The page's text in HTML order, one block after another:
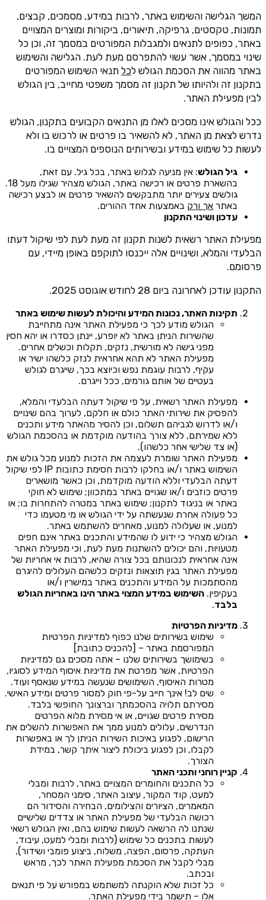
המשך הגלישה והשימוש באתר, לרבות במידע, מסמכים, קבצים,
תמונות, טקסטים, גרפיקה, תיאורים, ביקורות ומוצרים המצויים
באתר, כפופים לתנאים ולמגבלות המפורטים במסמך זה, וכן כל
שינוי במסמך, אשר עשוי להתפרסם מעת לעת. הגלישה והשימוש
באתר מהווה את הסכמת הגולש לכל תנאי השימוש המפורטים
בתקנון זה ולהיותו של תקנון זה מסמך משפטי מחייב, בין הגולש
לבין מפעילת האתר.
ככל והגולש אינו מסכים לאלו מן התנאים הקבועים בתקנון, הגולש
נדרש לצאת מן האתר, לא להשאיר בו פרטים או לרכוש בו ולא
לעשות כל שימוש במידע ובשירותים הנוספים המצויים בו.
גיל הגולש: אין מניעה לגלוש באתר, בכל גיל. עם זאת,
בהשארת פרטים או רכישה באתר, הגולש מצהיר שגילו מעל 18.
גולשים צעירים יותר מתבקשים להשאיר פרטים או לבצע רכישה
באתר אך ורק באמצעות אחד ההורים.
עדכון ושינוי התקנון
מפעילת האתר רשאית לשנות תקנון זה מעת לעת לפי שיקול דעתו
הבלעדי והמלא, ושינויים אלה ייכנסו לתוקפם באופן מיידי, עם
פרסומם.
התקנון עודכן לאחרונה ביום 28 לחודש אוגוסט 2025.
תקינות האתר, נכונות המידע והיכולת לעשות שימוש באתר
הגולש מודע לכך כי מפעילת האתר אינה מתחייבת
שהשירות הניתן באתר לא יופרע, יינתן כסדרו או יהא חסין
מפני גישה לא מורשית, נזקים, תקלות וכשלים אחרים.
מפעילת האתר לא תהא אחראית לנזק כלשהו ישיר או
עקיף, לרבות עוגמת נפש וכיוצא בכך, שייגרם לגולש
בעטיים של אותם גורמים, ככל וייגרם.
מפעילת האתר רשאית, על פי שיקול דעתה הבלעדי והמלא,
להפסיק את שירותי האתר כולם או חלקם, לערוך בהם שינויים
ו/או לדרוש לגביהם תשלום, וכן להסיר מהאתר מידע ותכנים
ללא שמירתם, ללא צורך בהודעה מוקדמת או בהסכמת הגולש
(או צד שלישי אחר כלשהו).
מפעילת האתר שומרת לעצמה את הזכות למנוע מכל גולש את
השימוש באתר ו/או בחלקו לרבות חסימת כתובות IP לפי שיקול
דעתה הבלעדי וללא הודעה מוקדמת, וכן כאשר מושארים
פרטים כוזבים ו/או שגויים באתר במתכוון; שימוש לא חוקי
באתר או בניגוד לתקנון; שימוש באתר במטרה להתחרות בו; או
כל פעולה אחרת שנעשתה על ידי הגולש או מי מטעמו כדי
למנוע, או שעלולה למנוע, מאחרים להשתמש באתר.
הגולש מצהיר כי ידוע לו שהמידע והתכנים באתר אינם חפים
מטעויות, והם יכולים להשתנות מעת לעת, וכי מפעילת האתר
אינה אחראית לנכונותם בכל צורה שהיא, לרבות אי אחריות של
מפעילת האתר בגין תוצאות ונזקים כלשהם העלולים להיגרם
מהסתמכות על המידע והתכנים באתר במישרין ו/או
בעקיפין. השימוש במידע המצוי באתר הינו באחריות הגולש
בלבד.
מדיניות הפרטיות
שימוש בשירותים שלנו כפוף למדיניות הפרטיות
המפורסמת באתר – [להכניס כתובת]
בשימושך בשירותים שלנו – אתה מסכים גם למדיניות
הפרטיות, אשר מפרטת את מדיניות איסוף המידע לסוגיו,
מטרות האיסוף, השימושים שנעשה במידע שנאסף ועוד.
שים לב! אינך חייב על-פי חוק למסור פרטים ומידע האישי.
מסירתם תלויה בהסכמתך וברצונך החופשי בלבד.
מסירת פרטים שגויים, או אי מסירת מלוא הפרטים
הנדרשים, עלולים למנוע ממך את האפשרות להשלים את
הרישום, לפגוע באיכות השירות הניתן לך או באפשרות
לקבלו, וכן לפגוע ביכולת ליצור איתך קשר, במידת
הצורך.
קניין רוחני ותכני האתר
כל התכנים והחומרים המצויים באתר, לרבות ומבלי
למעט, קוד המקור, עיצוב האתר, סימני המסחר,
המאמרים, הציורים והצילומים, הבחירה והסידור הם
רכושה הבלעדי של מפעילת האתר או צדדים שלישיים
שנתנו לה הרשאה לעשות שימוש בהם, ואין הגולש רשאי
לעשות בתכנים כל שימוש (לרבות ומבלי למעט, עיבוד,
העתקה, פרסום, הפצה, משלוח, ביצוע פומבי ושידור),
מבלי לקבל את הסכמת מפעילת האתר לכך, מראש
ובכתב.
כל זכות שלא הוקנתה למשתמש במפורש על פי תנאים
אלו – תישמר בידי מפעילת האתר.